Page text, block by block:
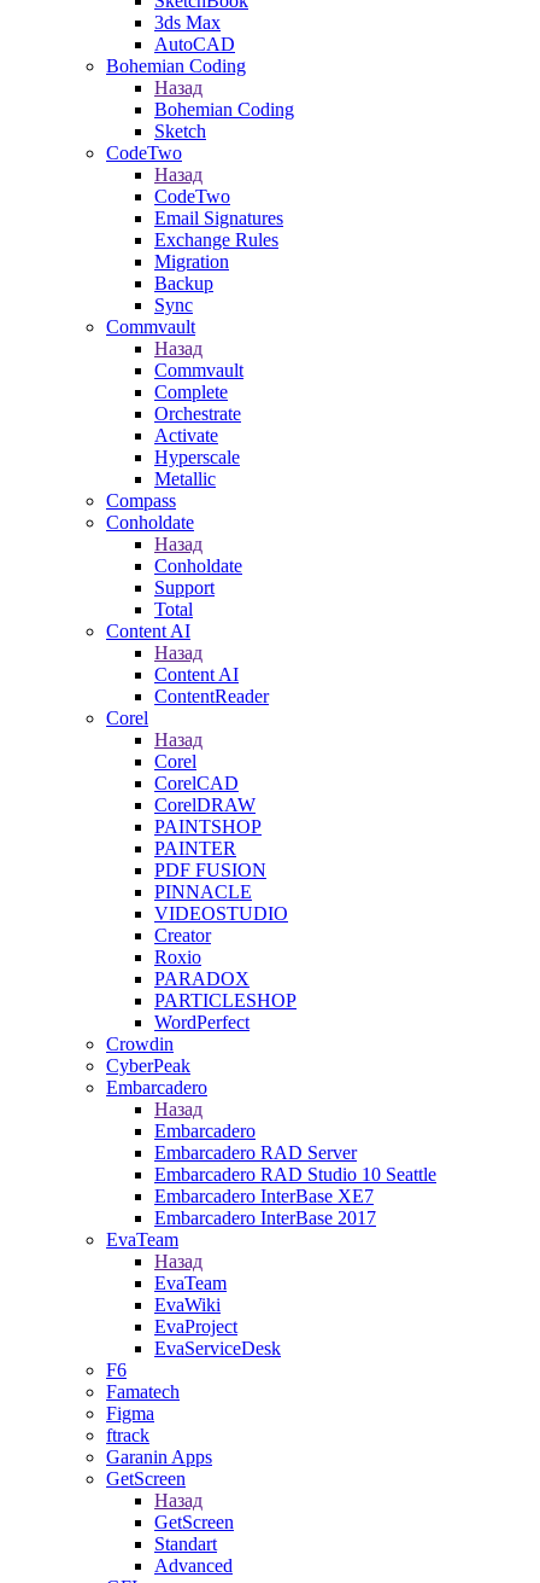
3ds Max
AutoCAD
Bohemian Coding
Назад
Bohemian Coding
Sketch
CodeTwo
Назад
CodeTwo
Email Signatures
Exchange Rules
Migration
Backup
Sync
Commvault
Назад
Commvault
Complete
Orchestrate
Activate
Hyperscale
Metallic
Compass
Conholdate
Назад
Conholdate
Support
Total
Content AI
Назад
Content AI
ContentReader
Corel
Назад
Corel
CorelCAD
CorelDRAW
PAINTSHOP
PAINTER
PDF FUSION
PINNACLE
VIDEOSTUDIO
Creator
Roxio
PARADOX
PARTICLESHOP
WordPerfect
Crowdin
CyberPeak
Embarcadero
Назад
Embarcadero
Embarcadero RAD Server
Embarcadero RAD Studio 10 Seattle
Embarcadero InterBase XE7
Embarcadero InterBase 2017
EvaTeam
Назад
EvaTeam
EvaWiki
EvaProject
EvaServiceDesk
F6
Famatech
Figma
ftrack
Garanin Apps
GetScreen
Назад
GetScreen
Standart
Advanced